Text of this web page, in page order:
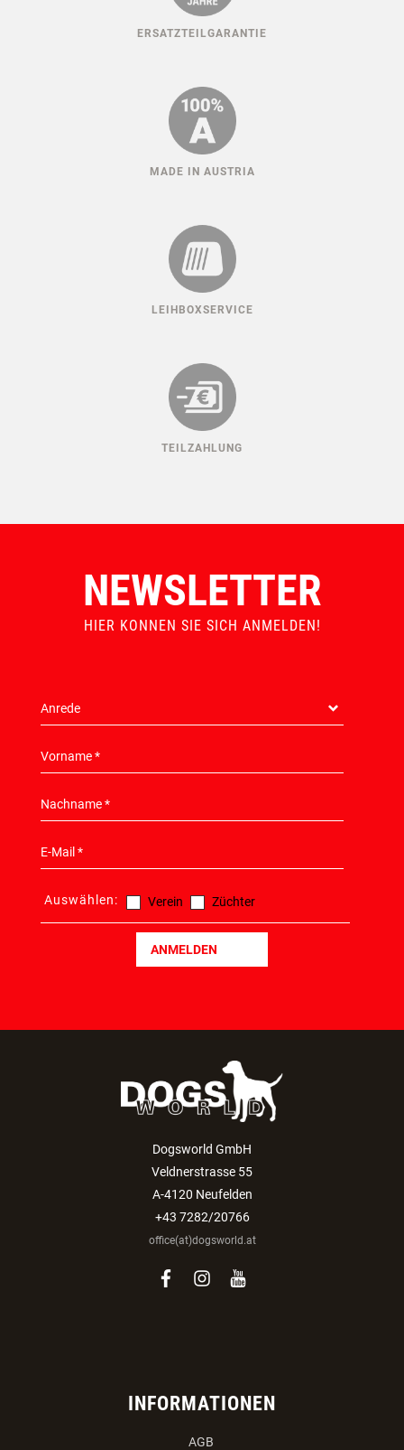
ERSATZTEILGARANTIE
MADE IN AUSTRIA
LEIHBOXSERVICE
TEILZAHLUNG
NEWSLETTER
HIER KONNEN SIE SICH ANMELDEN!
Auswählen: Verein Züchter
ANMELDEN
Dogsworld GmbH
Veldnerstrasse 55
A-4120 Neufelden
+43 7282/20766
office(at)dogsworld.at
facebook
instagram
youtube
INFORMATIONEN
AGB